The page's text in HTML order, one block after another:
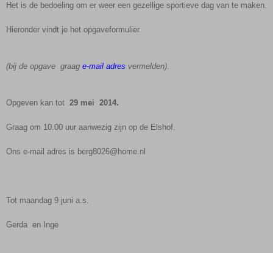
Het is de bedoeling om er weer een gezellige sportieve dag van te maken.
Hieronder vindt je het opgaveformulier.
(bij de opgave graag e-mail adres vermelden).
Opgeven kan tot 29 mei 2014.
Graag om 10.00 uur aanwezig zijn op de Elshof.
Ons e-mail adres is berg8026@home.nl
Tot maandag 9 juni a.s.
Gerda en Inge